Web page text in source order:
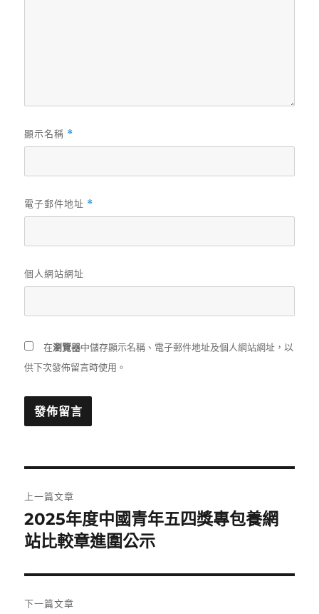
顯示名稱 *
電子郵件地址 *
個人網站網址
在瀏覽器中儲存顯示名稱、電子郵件地址及個人網站網址，以
供下次發佈留言時使用。
章
導
覽
上一篇文章
上
一
文
章:
2025年度中國青年五四獎專包養網
站比較章進圍公示
下一篇文章